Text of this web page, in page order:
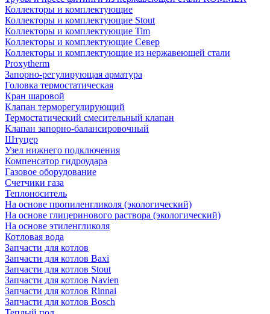
Коллекторы и комплектующие
Коллекторы и комплектующие Stout
Коллекторы и комплектующие Tim
Коллекторы и комплектующие Север
Коллекторы и комплектующие из нержавеющей стали
Proxytherm
Запорно-регулирующая арматура
Головка термостатическая
Кран шаровой
Клапан терморегулирующий
Термостатический смесительный клапан
Клапан запорно-балансировочный
Штуцер
Узел нижнего подключения
Компенсатор гидроудара
Газовое оборудование
Счетчики газа
Теплоноситель
На основе пропиленгликоля (экологический)
На основе глицеринового раствора (экологический)
На основе этиленгликоля
Котловая вода
Запчасти для котлов
Запчасти для котлов Baxi
Запчасти для котлов Stout
Запчасти для котлов Navien
Запчасти для котлов Rinnai
Запчасти для котлов Bosch